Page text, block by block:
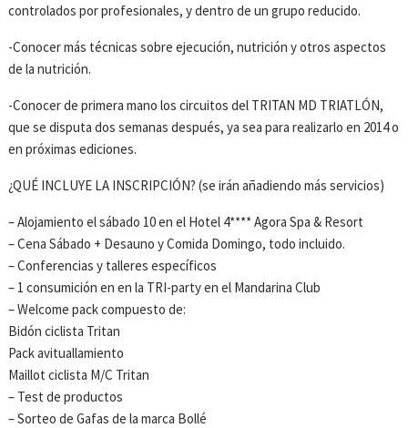
controlados por profesionales, y dentro de un grupo reducido.
-Conocer más técnicas sobre ejecución, nutrición y otros aspectos
de la nutrición.
-Conocer de primera mano los circuitos del TRITAN MD TRIATLÓN,
que se disputa dos semanas después, ya sea para realizarlo en 2014 o
en próximas ediciones.
¿QUÉ INCLUYE LA INSCRIPCIÓN? (se irán añadiendo más servicios)
– Alojamiento el sábado 10 en el Hotel 4**** Agora Spa & Resort
– Cena Sábado + Desauno y Comida Domingo, todo incluido.
– Conferencias y talleres específicos
– 1 consumición en en la TRI-party en el Mandarina Club
– Welcome pack compuesto de:
Bidón ciclista Tritan
Pack avituallamiento
Maillot ciclista M/C Tritan
– Test de productos
– Sorteo de Gafas de la marca Bollé